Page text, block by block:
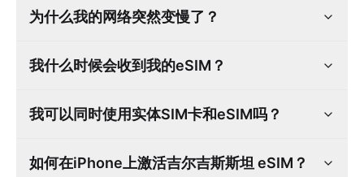
为什么我的网络突然变慢了？
我什么时候会收到我的eSIM？
我可以同时使用实体SIM卡和eSIM吗？
如何在iPhone上激活吉尔吉斯斯坦 eSIM？